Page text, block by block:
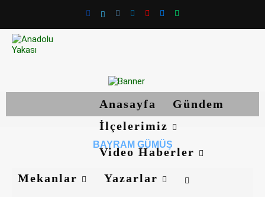
Anasayfa
Gündem
İlçelerimiz
Video Haberler
Mekanlar
Yazarlar
BAYRAM GÜMÜŞ